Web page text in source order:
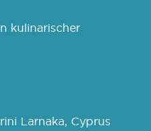
kulinarischer
Larnaka, Cyprus